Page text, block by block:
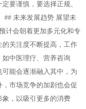
要谨慎，要选择正规、
## 未来发展趋势 展望未
计会朝着更加多元化和专
关注度不断提高，工作
中医理疗、营养咨询
能会逐渐融入其中，为
市场竞争的加剧也会促
，以吸引更多的消费